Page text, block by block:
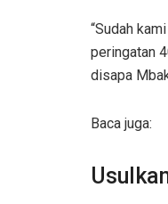
“Sudah
peringatan
disapa
Baca juga: